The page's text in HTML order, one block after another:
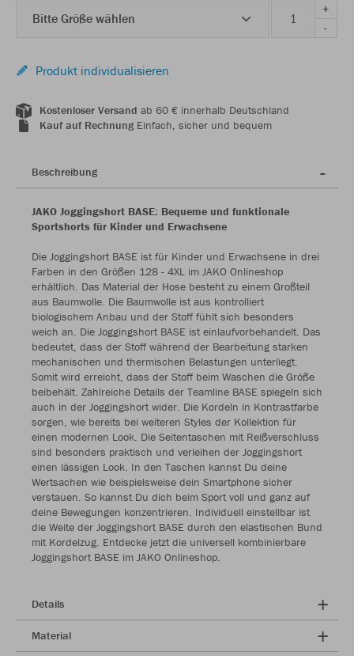
Bitte Größe wählen
+
-
Produkt individualisieren
Kostenloser Versand ab 60 € innerhalb Deutschland
Kauf auf RechnungEinfach, sicher und bequem
Beschreibung
JAKO Joggingshort BASE: Bequeme und funktionale
Sportshorts für Kinder und Erwachsene
Die Joggingshort BASE ist für Kinder und Erwachsene in drei
Farben in den Größen 128 - 4XL im JAKO Onlineshop
erhältlich. Das Material der Hose besteht zu einem Großteil
aus Baumwolle. Die Baumwolle ist aus kontrolliert
biologischem Anbau und der Stoff fühlt sich besonders
weich an. Die Joggingshort BASE ist einlaufvorbehandelt. Das
bedeutet, dass der Stoff während der Bearbeitung starken
mechanischen und thermischen Belastungen unterliegt.
Somit wird erreicht, dass der Stoff beim Waschen die Größe
beibehält. Zahlreiche Details der Teamline BASE spiegeln sich
auch in der Joggingshort wider. Die Kordeln in Kontrastfarbe
sorgen, wie bereits bei weiteren Styles der Kollektion für
einen modernen Look. Die Seitentaschen mit Reißverschluss
sind besonders praktisch und verleihen der Joggingshort
einen lässigen Look. In den Taschen kannst Du deine
Wertsachen wie beispielsweise dein Smartphone sicher
verstauen. So kannst Du dich beim Sport voll und ganz auf
deine Bewegungen konzentrieren. Individuell einstellbar ist
die Weite der Joggingshort BASE durch den elastischen Bund
mit Kordelzug. Entdecke jetzt die universell kombinierbare
Joggingshort BASE im JAKO Onlineshop.
Details
Material